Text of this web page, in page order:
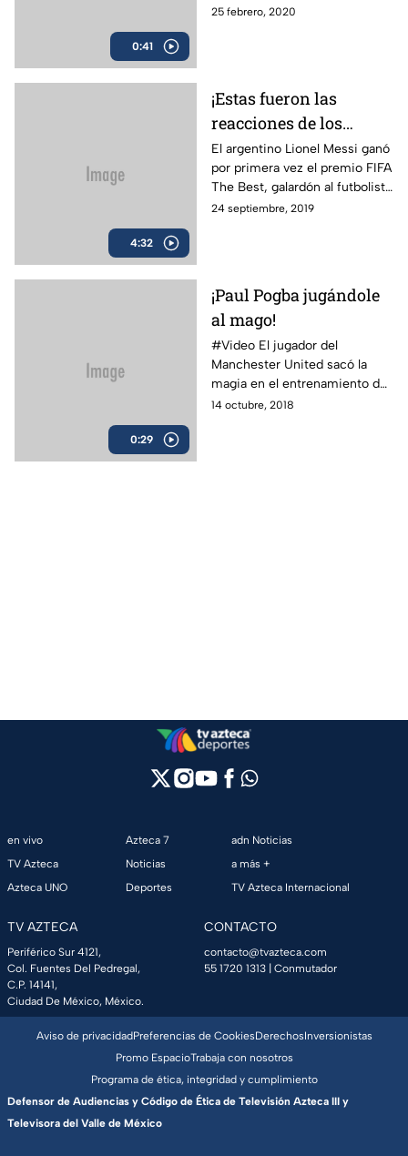
0:41
ante el Barcelona.
25 febrero, 2020
4:32
¡Estas fueron las
reacciones de los
nominados a The Best!
El argentino Lionel Messi ganó
por primera vez el premio FIFA
The Best, galardón al futbolista
más destacado del año. El
24 septiembre, 2019
0:29
¡Paul Pogba jugándole
al mago!
#Video El jugador del
Manchester United sacó la
magia en el entrenamiento de
la Selección de Francia
14 octubre, 2018
en vivo
TV Azteca
Azteca UNO
Azteca 7
Noticias
Deportes
adn Noticias
a más +
TV Azteca Internacional
TV AZTECA
Periférico Sur 4121,
Col. Fuentes Del Pedregal,
C.P. 14141,
Ciudad De México, México.
CONTACTO
contacto@tvazteca.com
55 1720 1313 | Conmutador
Aviso de privacidadPreferencias de CookiesDerechosInversionistas
Promo EspacioTrabaja con nosotros
Programa de ética, integridad y cumplimiento
Defensor de Audiencias y Código de Ética de Televisión Azteca III y
Televisora del Valle de México